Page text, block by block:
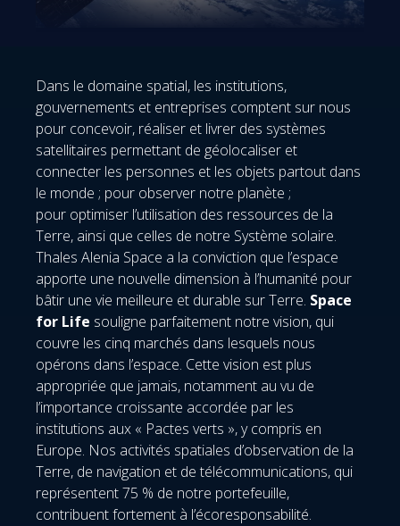
Dans le domaine spatial, les institutions,
gouvernements et entreprises comptent sur nous
pour concevoir, réaliser et livrer des systèmes
satellitaires permettant de géolocaliser et
connecter les personnes et les objets partout dans
le monde ; pour observer notre planète ;
pour optimiser l’utilisation des ressources de la
Terre, ainsi que celles de notre Système solaire.
Thales Alenia Space a la conviction que l’espace
apporte une nouvelle dimension à l’humanité pour
bâtir une vie meilleure et durable sur Terre. Space
for Life souligne parfaitement notre vision, qui
couvre les cinq marchés dans lesquels nous
opérons dans l’espace. Cette vision est plus
appropriée que jamais, notamment au vu de
l’importance croissante accordée par les
institutions aux « Pactes verts », y compris en
Europe. Nos activités spatiales d’observation de la
Terre, de navigation et de télécommunications, qui
représentent 75 % de notre portefeuille,
contribuent fortement à l’écoresponsabilité.